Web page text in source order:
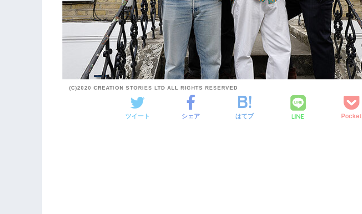
(C)2020 CREATION STORIES LTD ALL RIGHTS RESERVED
ツイート シェア はてブ LINE Pocket